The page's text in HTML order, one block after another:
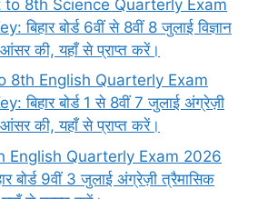
to 8th Science Quarterly Exam
बोर्ड 6वीं से 8वीं 8 जुलाई विज्ञान
आंसर की, यहाँ से प्राप्त करें।
8th English Quarterly Exam
बिहार बोर्ड 1 से 8वीं 7 जुलाई अंग्रेज़ी
आंसर की, यहाँ से प्राप्त करें।
English Quarterly Exam 2026
बोर्ड 9वीं 3 जुलाई अंग्रेज़ी त्रैमासिक